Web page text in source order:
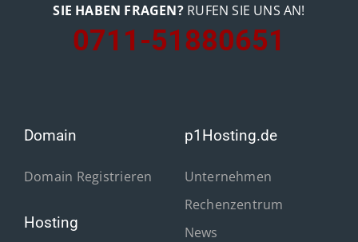
SIE HABEN FRAGEN?RUFEN SIE UNS AN!
0711-51880651
Domain
Domain Registrieren
Hosting
p1Hosting.de
Unternehmen
Rechenzentrum
News